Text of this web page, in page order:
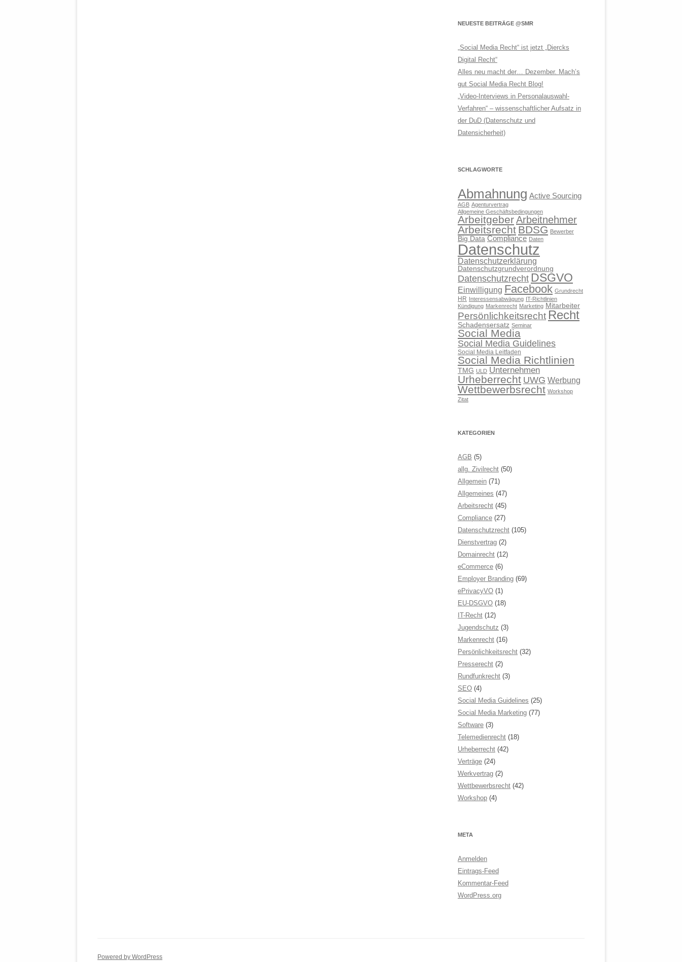
NEUESTE BEITRÄGE @SMR
„Social Media Recht“ ist jetzt „Diercks
Digital Recht“
Alles neu macht der… Dezember. Mach’s
gut Social Media Recht Blog!
„Video-Interviews in Personalauswahl-
Verfahren“ – wissenschaftlicher Aufsatz in
der DuD (Datenschutz und
Datensicherheit)
SCHLAGWORTE
Abmahnung Active Sourcing
AGB Agenturvertrag
Allgemeine Geschäftsbedingungen
ArbeitgeberArbeitnehmer
Arbeitsrecht BDSG Bewerber
Big Data Compliance Daten
Datenschutz
Datenschutzerklärung
Datenschutzgrundverordnung
Datenschutzrecht DSGVO
Einwilligung Facebook Grundrecht
HR Interessensabwägung IT-Richtlinien
Kündigung Markenrecht Marketing Mitarbeiter
Persönlichkeitsrecht Recht
Schadensersatz Seminar
Social Media
Social Media Guidelines
Social Media Leitfaden
Social Media Richtlinien
TMG ULD Unternehmen
Urheberrecht UWG Werbung
Wettbewerbsrecht Workshop
Zitat
KATEGORIEN
AGB (5)
allg. Zivilrecht (50)
Allgemein (71)
Allgemeines (47)
Arbeitsrecht (45)
Compliance (27)
Datenschutzrecht (105)
Dienstvertrag (2)
Domainrecht (12)
eCommerce (6)
Employer Branding (69)
ePrivacyVO (1)
EU-DSGVO (18)
IT-Recht (12)
Jugendschutz (3)
Markenrecht (16)
Persönlichkeitsrecht (32)
Presserecht (2)
Rundfunkrecht (3)
SEO (4)
Social Media Guidelines (25)
Social Media Marketing (77)
Software (3)
Telemedienrecht (18)
Urheberrecht (42)
Verträge (24)
Werkvertrag (2)
Wettbewerbsrecht (42)
Workshop (4)
META
Anmelden
Eintrags-Feed
Kommentar-Feed
WordPress.org
Powered by WordPress